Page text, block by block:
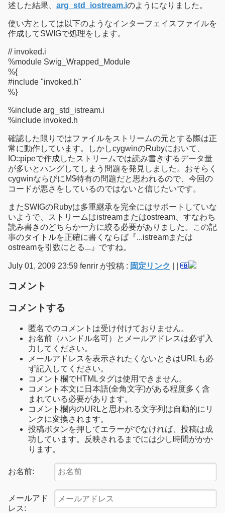
述した結果、 arg_std_iostream.iのようになりました。
使い方としては以下のようなインターフェイスファイルを
作成してSWIGで処理をします。
// invoked.i
%module Swig_Wrapped_Module
%{
#include "invoked.h"
%}
%include arg_std_istream.i
%include invoked.h
確認した限りではファイルをストリームの元とする際は正
常に動作しています。しかしcygwinのRubyにおいて、
IO::pipeで作成したストリームでは読み書きするデータ量
が多いとハングしてしまう問題を発見しました。おそらく
cygwinならびにM$特有の問題だと思われるので、今回の
コードが悪さをしているのではないと信じたいです。
またSWIGのRubyは多重継承を完全にはサポートしていな
いようで、ストリームはistreamまたはostream、すなわち
読み書きのどちらか一方に絞る必要がありました。この記
事のタイトルを正確に書くならば『...istreamまたは
ostreamを引数にとる...』ですね。
July 01, 2009 23:59 fenrir が投稿 : 固定リンク
コメント
コメントする
匿名でのコメントは受け付けておりません。
お名前（ハンドル名可）とメールアドレスは必ず入
力してください。
メールアドレスを表示されたくないときはURLも必
ず記入してください。
コメント欄でHTMLタグは使用できません。
コメント本文に日本語(全角文字)がある程度多く含
まれている必要があります。
コメント欄内のURLと思われる文字列は自動的にリ
ンクに変換されます。
投稿ボタンを押してエラーがでなければ、投稿は成
功しています。反映されるまでには少し時間がかか
ります。
お名前:
メールアド
レス: